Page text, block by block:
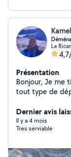
La
Présentation
Bonjour, Je me tiens à votre disposition pour réaliser
tout type de
Dernier avis
Il y a 4 mois
Tres serviable